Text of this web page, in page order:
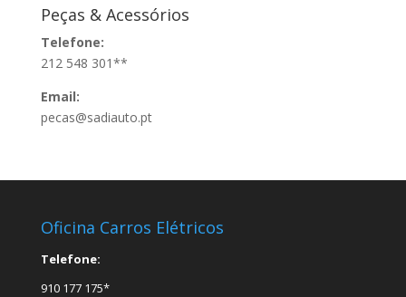
Peças & Acessórios
Telefone:
212 548 301**
Email:
pecas@sadiauto.pt
Oficina Carros Elétricos
Telefone:
910 177 175*